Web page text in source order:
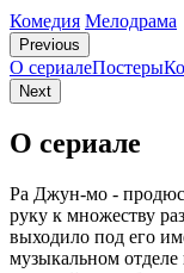
Комедия Мелодрама
Previous
О сериалеПостеры
Next
О сериале
Ра Джун-мо -
руку к множеству
выходило под его
музыкальном